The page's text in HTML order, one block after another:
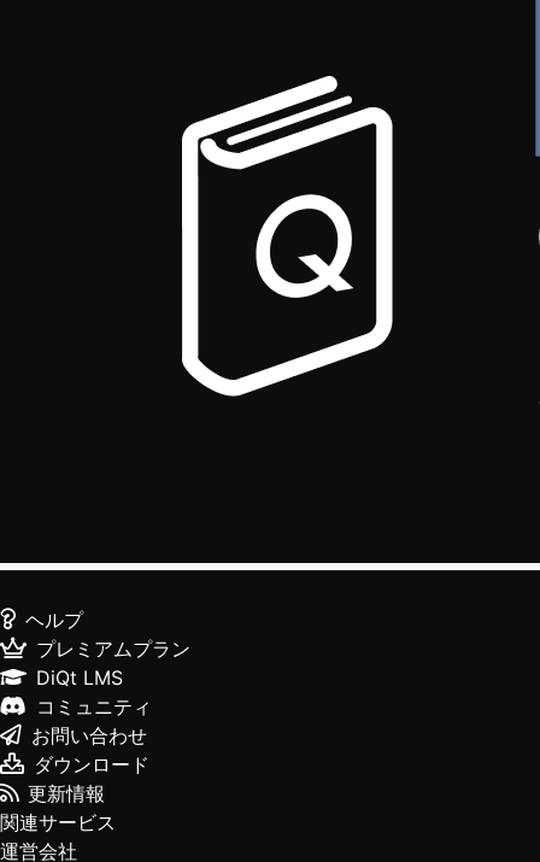
ヘルプ
プレミアムプラン
DiQt LMS
コミュニティ
お問い合わせ
ダウンロード
更新情報
関連サービス
運営会社